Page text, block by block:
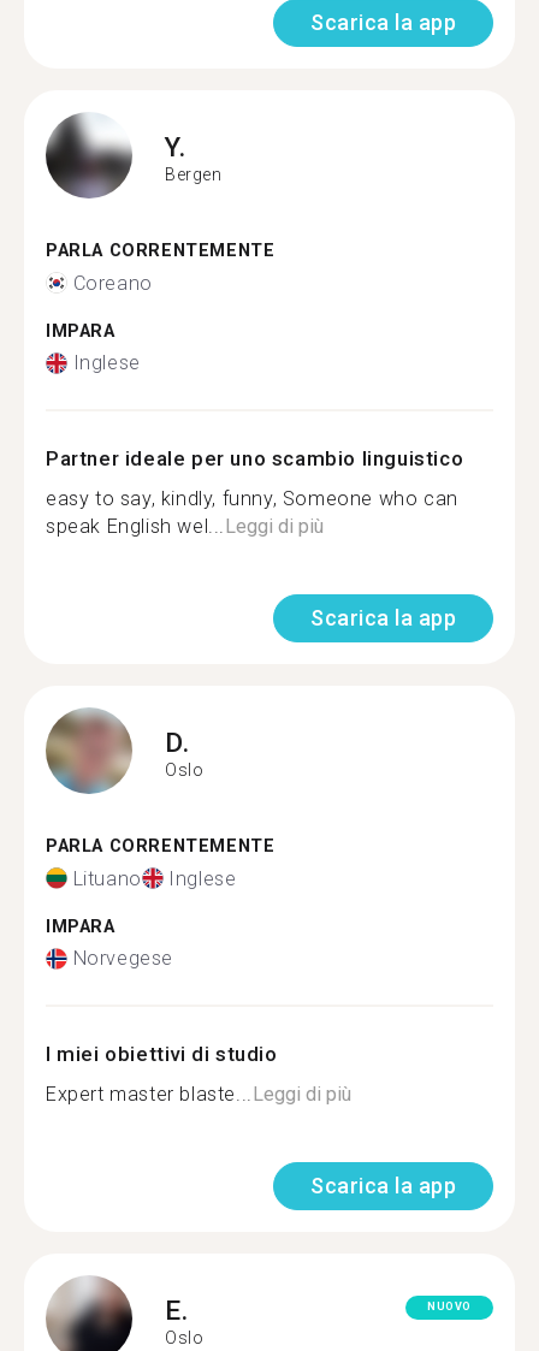
Scarica la app
Y.
Bergen
PARLA CORRENTEMENTE
Coreano
IMPARA
Inglese
Partner ideale per uno scambio linguistico
easy to say, kindly, funny, Someone who can
speak English wel...Leggi di più
Scarica la app
D.
Oslo
PARLA CORRENTEMENTE
Lituano Inglese
IMPARA
Norvegese
I miei obiettivi di studio
Expert master blaste...Leggi di più
Scarica la app
E.
Oslo
NUOVO